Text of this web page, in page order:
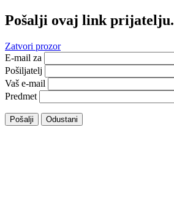
Pošalji ovaj link prijatelju.
Zatvori prozor
E-mail za
Pošiljatelj
Vaš e-mail
Predmet
Pošalji Odustani